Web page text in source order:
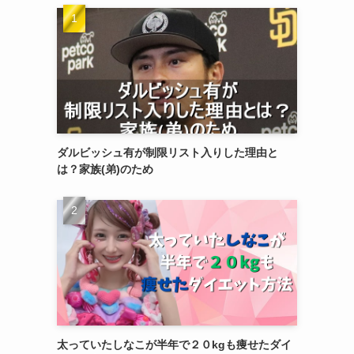
ダルビッシュ有が制限リスト入りした理由と
は？家族(弟)のため
太っていたしなこが半年で２０kgも痩せたダイ